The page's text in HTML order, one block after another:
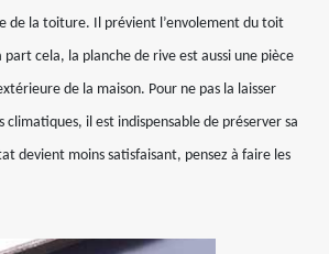
de la toiture. Il prévient l’envolement du toit
cela, la planche de rive est aussi une pièce
de la maison. Pour ne pas la laisser
climatiques, il est indispensable de préserver sa
devient moins satisfaisant, pensez à faire les